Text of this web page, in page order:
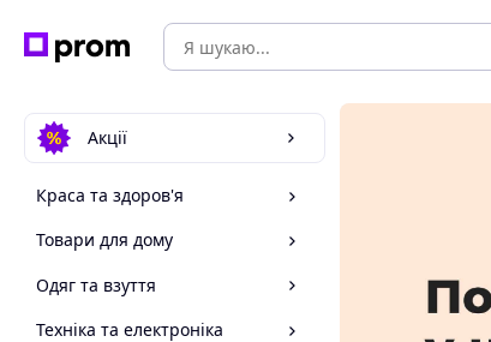
Акції
Краса та здоров'я
Товари для дому
Одяг та взуття
Техніка та електроніка